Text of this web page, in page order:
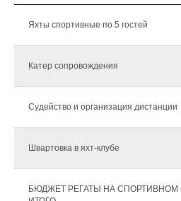
Яхты спортивные по 5 гостей
Катер сопровождения
Судейство и организация дистанции
Швартовка в яхт-клубе
БЮДЖЕТ РЕГАТЫ НА СПОРТИВНОМ